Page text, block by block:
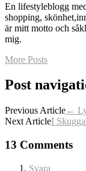
En lifestyleblogg
shopping,
är mitt motto och
mig.
More Posts
Post
Previous Article←
Next ArticleI
13 Comments
Svara